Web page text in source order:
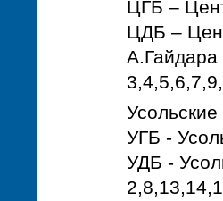
ЦГБ –
ЦДБ –
А.Гайдара
УГБ -
УДБ -